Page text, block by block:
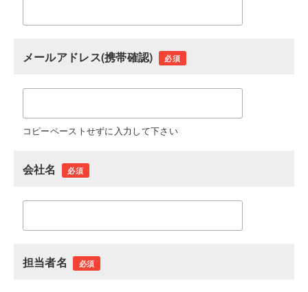
メールアドレス(携帯確認) 必須
コピーペーストせずに入力して下さい
会社名 必須
担当者名 必須